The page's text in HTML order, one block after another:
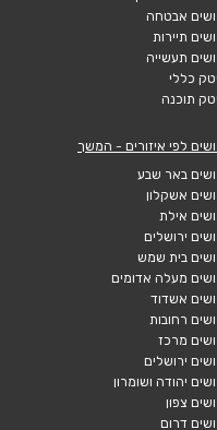
אבטחה
תיירות
תעשייה
כללי
תוכנה
לפי איזורים - המשך
באר שבע
אשקלון
אילת
ירושלים
בית שמש
מעלה אדומים
אשדוד
רחובות
מרכז
ירושלים
יהודה ושומרון
צפון
דרום